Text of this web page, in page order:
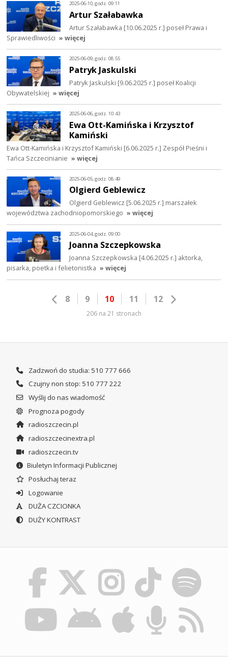
2025-06-10, godz. 09:11
Artur Szałabawka
Artur Szałabawka [10.06.2025 r.] poseł Prawa i
Sprawiedliwości » więcej
2025-06-09, godz. 08:55
Patryk Jaskulski
Patryk Jaskulski [9.06.2025 r.] poseł Koalicji
Obywatelskiej » więcej
2025-06-06, godz. 10:43
Ewa Ott-Kamińska i Krzysztof
Kamiński
Ewa Ott-Kamińska i Krzysztof Kamiński [6.06.2025 r.] Zespół Pieśni i
Tańca Szczecinianie » więcej
2025-06-05, godz. 08:49
Olgierd Geblewicz
Olgierd Geblewicz [5.06.2025 r.] marszałek
województwa zachodniopomorskiego » więcej
2025-06-04, godz. 09:00
Joanna Szczepkowska
Joanna Szczepkowska [4.06.2025 r.] aktorka,
pisarka, poetka i felietonistka » więcej
8 9 10 11 12
206 na 21 stronach
Zadzwoń do studia: 510 777 666
Czujny non stop: 510 777 222
Wyślij do nas wiadomość
Prognoza pogody
radioszczecin.pl
radioszczecinextra.pl
radioszczecin.tv
Biuletyn Informacji Publicznej
Posłuchaj teraz
Logowanie
DUŻA CZCIONKA
DUŻY KONTRAST